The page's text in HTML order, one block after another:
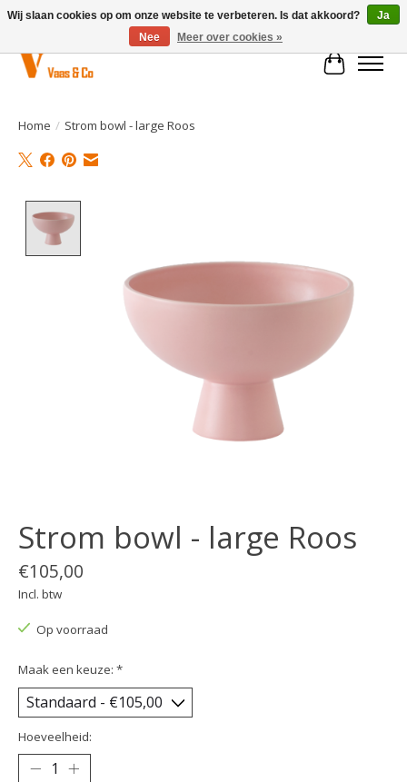
Home / Strom bowl - large Roos
Strom bowl - large Roos
€105,00
Incl. btw
Op voorraad
Maak een keuze: *
Hoeveelheid:
Wij slaan cookies op om onze website te verbeteren. Is dat akkoord?
Ja
Nee
Meer over cookies »